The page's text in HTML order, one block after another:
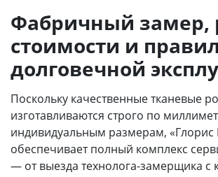
Фабричный замер,
стоимости и
долговечной
Поскольку качественные тканевые
изготавливаются строго по
индивидуальным размерам, «Глорис
обеспечивает полный комплекс
— от выезда технолога-замерщика с